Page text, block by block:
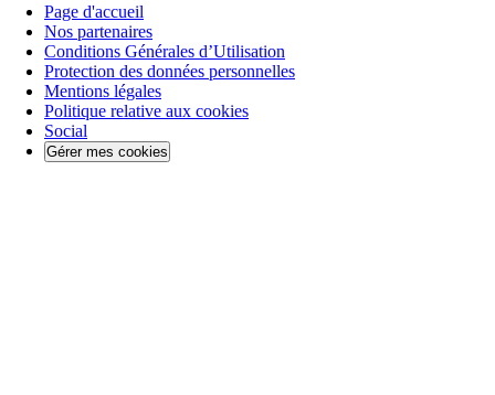
Page d'accueil
Nos partenaires
Conditions Générales d’Utilisation
Protection des données personnelles
Mentions légales
Politique relative aux cookies
Social
Gérer mes cookies